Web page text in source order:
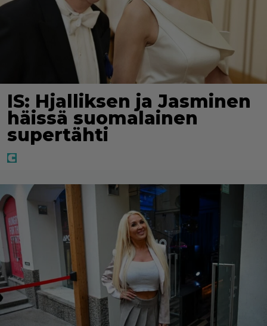
IS: Hjalliksen ja Jasminen
häissä suomalainen
supertähti